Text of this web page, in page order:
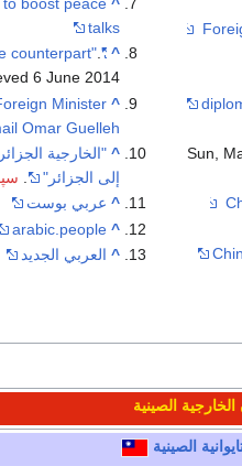
Sun,
talks
^
"Foreign affairs minister meets his Chinese counterpart"
.
6 June 2014
^
Minister
Omar Guelleh"
^ "الخارجية
إلى الجزائر"
^ عربي بوست
^
arabic.people
^ العربي الجديد
الصينية
الصينية